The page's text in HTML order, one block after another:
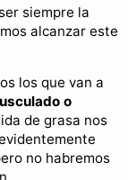
siempre la
alcanzar este
los que van a
o
de grasa nos
no habremos